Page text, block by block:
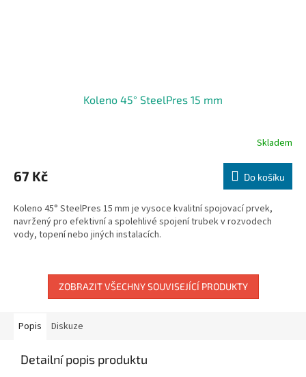
Koleno 45° SteelPres 15 mm
Skladem
67 Kč Do košíku
Koleno 45° SteelPres 15 mm je vysoce kvalitní spojovací prvek,
navržený pro efektivní a spolehlivé spojení trubek v rozvodech
vody, topení nebo jiných instalacích.
ZOBRAZIT VŠECHNY SOUVISEJÍCÍ PRODUKTY
Popis Diskuze
Detailní popis produktu